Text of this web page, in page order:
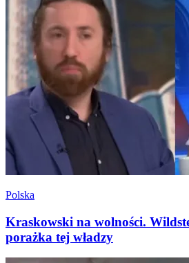
Polska
Kraskowski na wolności.
porażka tej władzy